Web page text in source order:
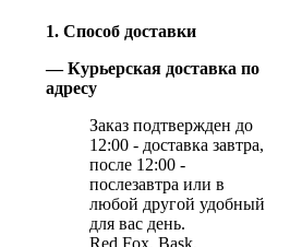
1. Способ доставки
— Курьерская доставка по
адресу
Заказ подтвержден до
12:00 - доставка завтра,
после 12:00 -
послезавтра или в
любой другой удобный
для вас день.
Red Fox, Bask,